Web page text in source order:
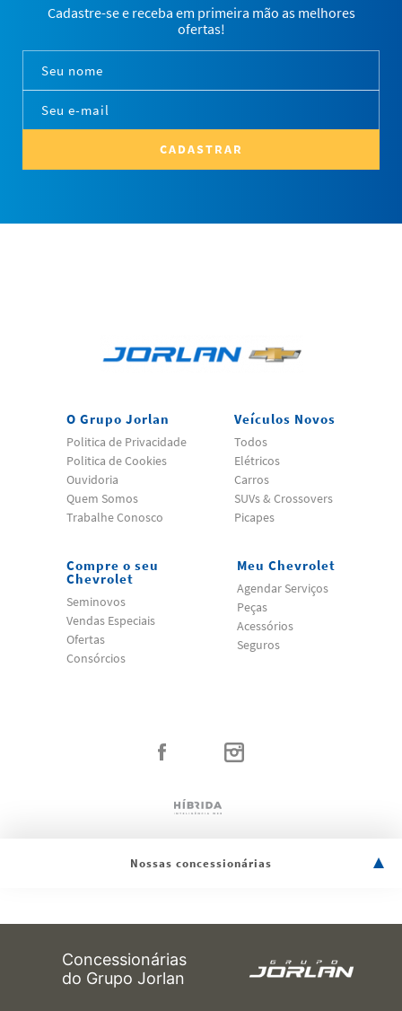
Cadastre-se e receba em primeira mão as melhores
ofertas!
CADASTRAR
O Grupo Jorlan
Politica de Privacidade
Politica de Cookies
Ouvidoria
Quem Somos
Trabalhe Conosco
Veículos Novos
Todos
Elétricos
Carros
SUVs & Crossovers
Picapes
Compre o seu
Chevrolet
Seminovos
Vendas Especiais
Ofertas
Consórcios
Meu Chevrolet
Agendar Serviços
Peças
Acessórios
Seguros
Nossas concessionárias
Concessionárias
do Grupo Jorlan